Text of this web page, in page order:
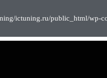
ictuning.ru/public_html/wp-